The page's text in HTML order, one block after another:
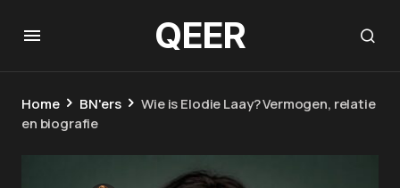
QEER
Home BN'ers
Wie is Elodie Laay? Vermogen, relatie
en biografie